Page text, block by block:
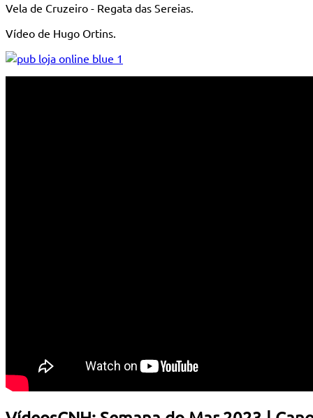
Vela de Cruzeiro - Regata das Sereias.
Vídeo de Hugo Ortins.